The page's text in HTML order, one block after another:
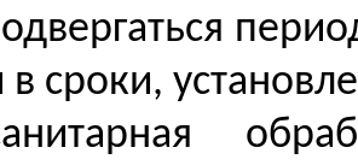
в сроки,